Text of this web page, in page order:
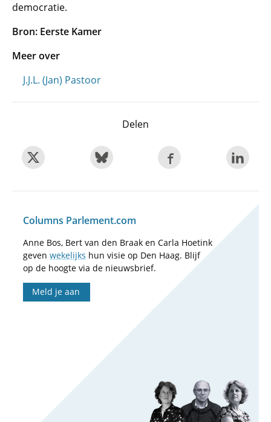
democratie.
Bron: Eerste Kamer
Meer over
J.J.L. (Jan) Pastoor
Delen
Columns Parlement.com
Anne Bos, Bert van den Braak en Carla Hoetink
geven wekelijks hun visie op Den Haag. Blijf
op de hoogte via de nieuwsbrief.
Meld je aan